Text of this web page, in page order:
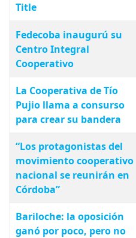
Title
Fedecoba inaugurú su
Centro Integral
Cooperativo
La Cooperativa de Tío
Pujio llama a consurso
para crear su bandera
“Los protagonistas del
movimiento cooperativo
nacional se reunirán en
Córdoba”
Bariloche: la oposición
ganó por poco, pero no